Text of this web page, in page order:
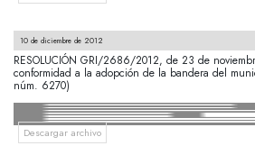
10 de diciembre de 2012
RESOLUCIÓN GRI/2686/2012, de 23 de
conformidad a la adopción de la bandera del
núm. 6270)
Descargar archivo